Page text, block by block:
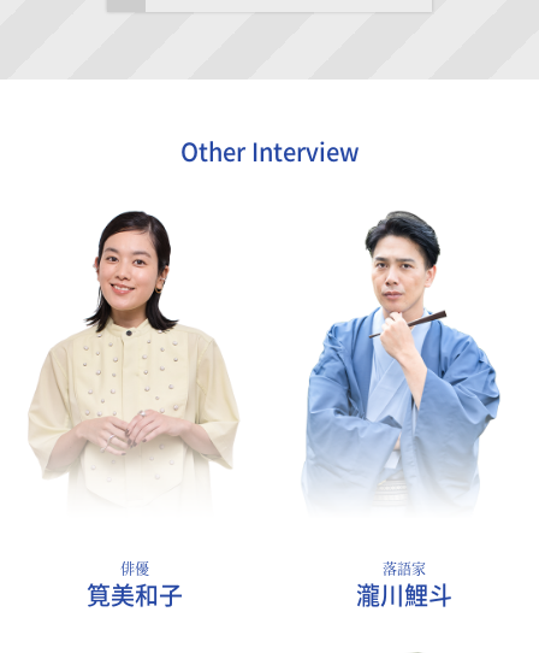
Other Interview
俳優
筧美和子
落語家
瀧川鯉斗